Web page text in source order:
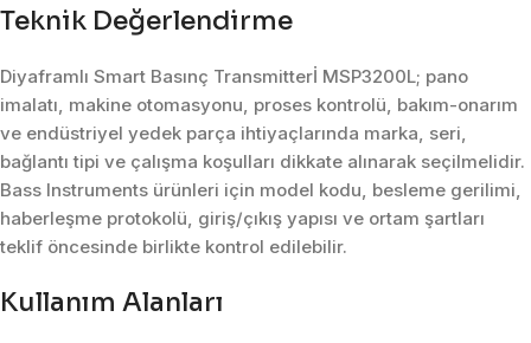
Teknik Değerlendirme
Diyaframlı Smart Basınç Transmitterİ MSP3200L; pano
imalatı, makine otomasyonu, proses kontrolü, bakım-onarım
ve endüstriyel yedek parça ihtiyaçlarında marka, seri,
bağlantı tipi ve çalışma koşulları dikkate alınarak seçilmelidir.
Bass Instruments ürünleri için model kodu, besleme gerilimi,
haberleşme protokolü, giriş/çıkış yapısı ve ortam şartları
teklif öncesinde birlikte kontrol edilebilir.
Kullanım Alanları